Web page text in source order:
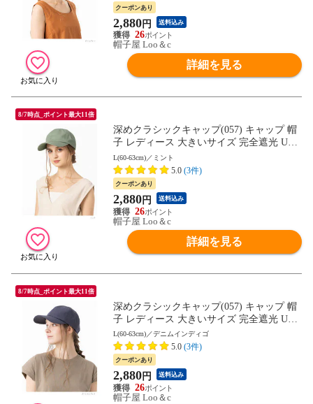
クーポンあり
2,880円 送料込み
26
帽子屋 Loo＆c
詳細を見る
8/7時点_ポイント最大11倍
深めクラシックキャップ(057) キャップ 帽
子 レディース 大きいサイズ 完全遮光 UV
カット つば広 自転車 日よけ かぶーる日傘
母の日
L(60-63cm)／ミント
5.0 (3件)
クーポンあり
2,880円 送料込み
26
帽子屋 Loo＆c
詳細を見る
8/7時点_ポイント最大11倍
深めクラシックキャップ(057) キャップ 帽
子 レディース 大きいサイズ 完全遮光 UV
カット つば広 自転車 日よけ かぶーる日傘
母の日
L(60-63cm)／デニムインディゴ
5.0 (3件)
クーポンあり
2,880円 送料込み
26
帽子屋 Loo＆c